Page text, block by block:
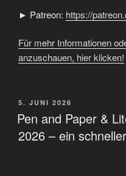
2026“
von
► Patreon: https://
Für mehr Informationen
anzuschauen, hier klicken!
VERÖFFENTLICHT
AM
5. JUNI 2026
Pen and Paper &
2026 – ein